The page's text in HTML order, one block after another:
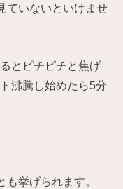
いないといけませ
とピチピチと焦げ
沸騰し始めたら5分
も挙げられます。